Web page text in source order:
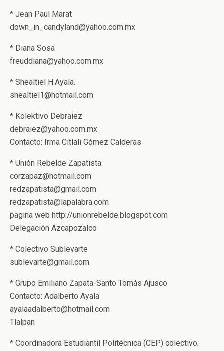
* Jean Paul Marat
down_in_candyland@yahoo.com.mx
* Diana Sosa
freuddiana@yahoo.com.mx
* Shealtiel H.Ayala.
shealtiel1@hotmail.com
* Kolektivo Debraiez
debraiez@yahoo.com.mx
Contacto: Irma Citlali Gómez Calderas
* Unión Rebelde Zapatista
corzapaz@hotmail.com
redzapatista@gmail.com
redzapatista@lapalabra.com
pagina web http://unionrebelde.blogspot.com
Delegación Azcapozalco
* Colectivo Sublevarte
sublevarte@gmail.com
* Grupo Emiliano Zapata-Santo Tomás Ajusco
Contacto: Adalberto Ayala
ayalaadalberto@hotmail.com
Tlalpan
* Coordinadora Estudiantil Politécnica (CEP) colectivo.